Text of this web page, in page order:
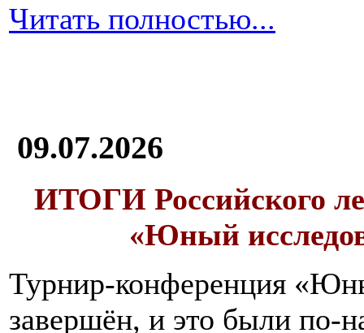
Читать полностью...
09.07.2026
ИТОГИ Российского
«Юный
Турнир-конференция
завершён, и это были по-